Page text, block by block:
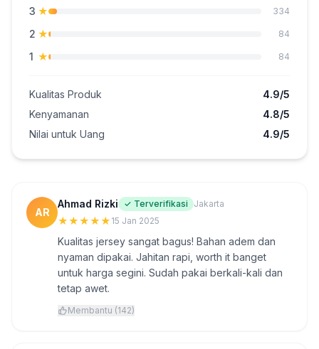
3 ★ 334
2 ★ 84
1 ★ 84
Kualitas Produk
4.9/5
Kenyamanan
4.8/5
Nilai untuk Uang
4.9/5
AR
Ahmad Rizki ✓ Terverifikasi Jakarta
★★★★★ 15 Jan 2025
Kualitas jersey sangat bagus! Bahan adem dan
nyaman dipakai. Jahitan rapi, worth it banget
untuk harga segini. Sudah pakai berkali-kali dan
tetap awet.
Membantu (142)